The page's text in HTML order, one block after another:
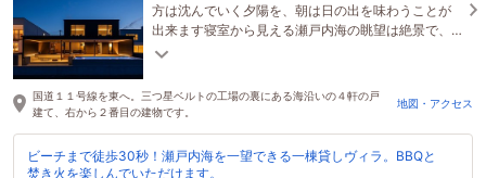
方は沈んでいく夕陽を、朝は日の出を味わうことが
出来ます寝室から見える瀬戸内海の眺望は絶景で、
目覚めた瞬間から瀬戸内海の穏やかな波と島々を独
国道１１号線を東へ。三つ星ベルトの工場の裏にある海沿いの４軒の戸
建て、右から２番目の建物です。
地図・アクセス
ビーチまで徒歩30秒！瀬戸内海を一望できる一棟貸しヴィラ。BBQと
焚き火を楽しんでいただけます。